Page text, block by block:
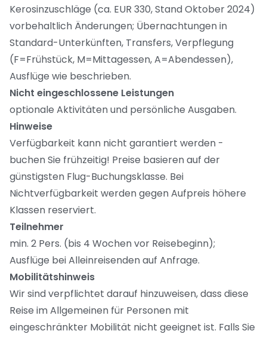
Kerosinzuschläge (ca. EUR 330, Stand Oktober 2024)
vorbehaltlich Änderungen; Übernachtungen in
Standard-Unterkünften, Transfers, Verpflegung
(F=Frühstück, M=Mittagessen, A=Abendessen),
Ausflüge wie beschrieben.
Nicht eingeschlossene Leistungen
optionale Aktivitäten und persönliche Ausgaben.
Hinweise
Verfügbarkeit kann nicht garantiert werden -
buchen Sie frühzeitig! Preise basieren auf der
günstigsten Flug-Buchungsklasse. Bei
Nichtverfügbarkeit werden gegen Aufpreis höhere
Klassen reserviert.
Teilnehmer
min. 2 Pers. (bis 4 Wochen vor Reisebeginn);
Ausflüge bei Alleinreisenden auf Anfrage.
Mobilitätshinweis
Wir sind verpflichtet darauf hinzuweisen, dass diese
Reise im Allgemeinen für Personen mit
eingeschränkter Mobilität nicht geeignet ist. Falls Sie